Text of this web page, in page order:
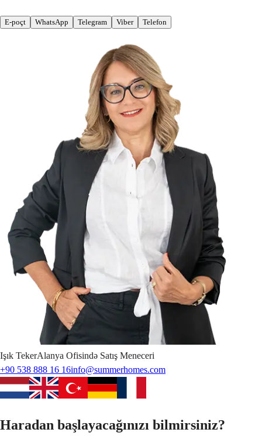
E-poçt WhatsApp Telegram Viber Telefon
Işık TekerAlanya Ofisində Satış Meneceri
+90 538 888 16 16info@summerhomes.com
Haradan başlayacağınızı bilmirsiniz?